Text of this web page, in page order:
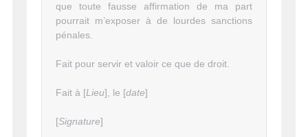
que toute fausse affirmation de ma part
pourrait m’exposer à de lourdes sanctions
pénales.
Fait pour servir et valoir ce que de droit.
Fait à [Lieu], le [date]
[Signature]